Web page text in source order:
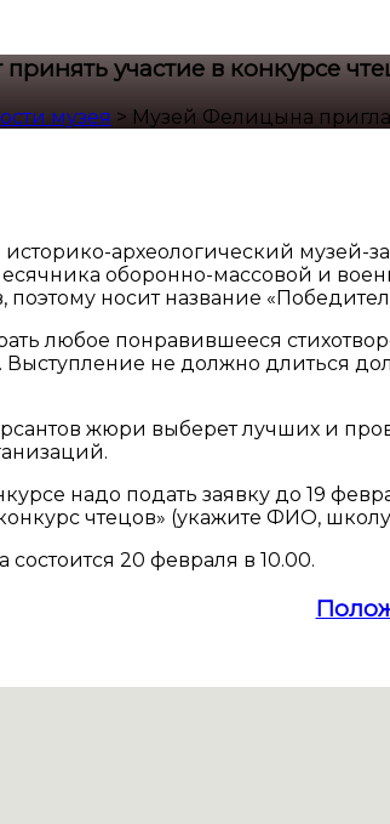
участие в конкурсе
музея > Музей Фелицына
археологический музей-
оборонно-массовой и
носит название
любое понравившееся
Выступление не должно длиться
жюри выберет лучших и
надо подать заявку до 19
чтецов» (укажите ФИО,
20 февраля в 10.00.